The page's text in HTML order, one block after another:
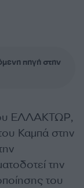
πηγή στην
ΕΛΛΑΚΤΩΡ,
Καμπά στην
την
του